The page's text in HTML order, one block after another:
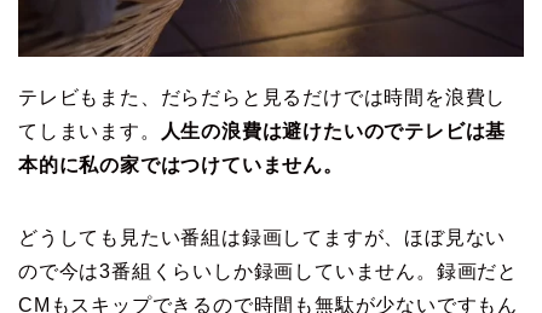
テレビもまた、だらだらと見るだけでは時間を浪費し
てしまいます。
人生の浪費は避けたいのでテレビは基
本的に私の家ではつけていません。
どうしても見たい番組は録画してますが、ほぼ見ない
ので今は3番組くらいしか録画していません。録画だと
CMもスキップできるので時間も無駄が少ないですもん